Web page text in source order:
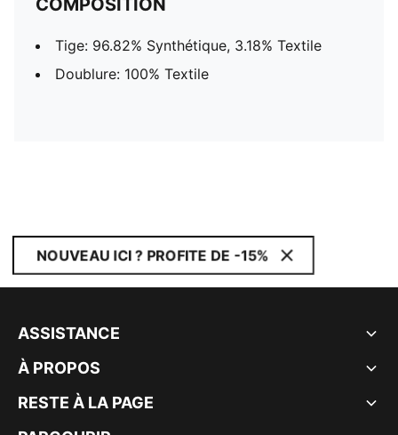
COMPOSITION
Tige: 96.82% Synthétique, 3.18% Textile
Doublure: 100% Textile
NOUVEAU ICI ? PROFITE DE -15%
ASSISTANCE
À PROPOS
RESTE À LA PAGE